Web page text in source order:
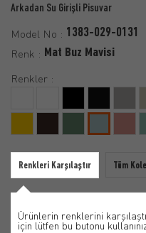
Arkadan Su Girişli Pisuvar
Model No : 1383-029-0131
Renk : Mat Buz Mavisi
Renkler :
Renkleri Karşılaştır Tüm
Ürünlerin renklerini
için lütfen bu butonu